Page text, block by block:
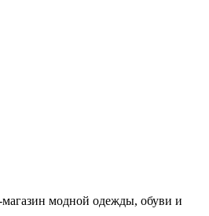
модной одежды, обуви и